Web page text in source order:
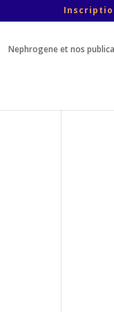
Nephrogene et nos